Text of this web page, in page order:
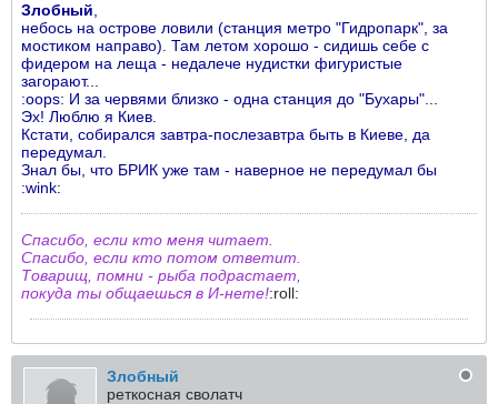
Злобный
небось на острове ловили (станция метро "Гидропарк", за
мостиком направо). Там летом хорошо - сидишь себе с
фидером на леща - недалече нудистки фигуристые
загорают...
:oops: И за червями близко - одна станция до "Бухары"...
Эх! Люблю я Киев.
Кстати, собирался завтра-послезавтра быть в Киеве, да
передумал.
Знал бы, что БРИК уже там - наверное не передумал бы
:wink:
Спасибо, если кто меня читает.
Спасибо, если кто потом ответит.
Товарищ, помни - рыба подрастает,
покуда ты общаешься в И-нете!:roll:
Злобный
реткосная сволатч